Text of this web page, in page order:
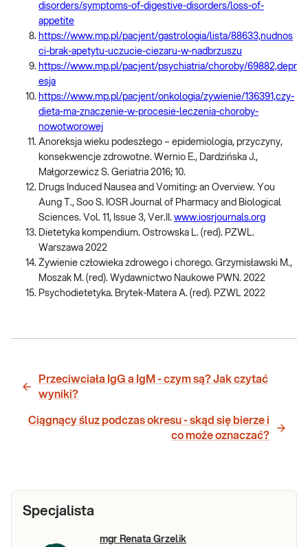
disorders/symptoms-of-digestive-disorders/loss-of-
appetite
https://www.mp.pl/pacjent/gastrologia/lista/88633,nudnos
ci-brak-apetytu-uczucie-ciezaru-w-nadbrzuszu
https://www.mp.pl/pacjent/psychiatria/choroby/69882,depr
esja
https://www.mp.pl/pacjent/onkologia/zywienie/136391,czy-
dieta-ma-znaczenie-w-procesie-leczenia-choroby-
nowotworowej
Anoreksja wieku podeszłego – epidemiologia, przyczyny,
konsekwencje zdrowotne. Wernio E., Dardzińska J.,
Małgorzewicz S. Geriatria 2016; 10.
Drugs Induced Nausea and Vomiting: an Overview. You
Aung T., Soo S. IOSR Journal of Pharmacy and Biological
Sciences. Vol. 11, Issue 3, Ver.II. www.iosrjournals.org
Dietetyka kompendium. Ostrowska L. (red). PZWL.
Warszawa 2022
Żywienie człowieka zdrowego i chorego. Grzymisławski M.,
Moszak M. (red). Wydawnictwo Naukowe PWN. 2022
Psychodietetyka. Brytek-Matera A. (red). PZWL 2022
Przeciwciała IgG a IgM - czym są? Jak czytać
wyniki?
Ciągnący śluz podczas okresu - skąd się bierze i
co może oznaczać?
Specjalista
mgr Renata Grzelik